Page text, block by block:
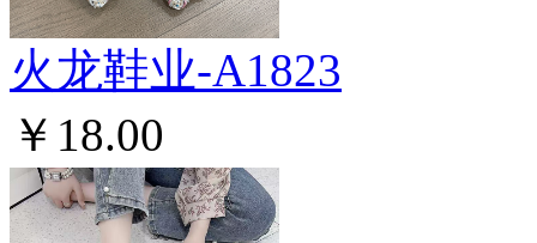
火龙鞋业-A1823
￥18.00